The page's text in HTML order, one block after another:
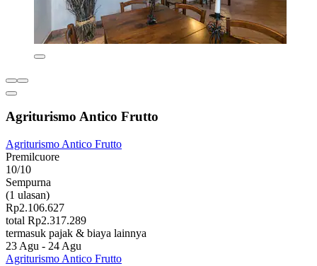
Agriturismo Antico Frutto
Agriturismo Antico Frutto
Premilcuore
10/10
Sempurna
(1 ulasan)
Rp2.106.627
total Rp2.317.289
termasuk pajak & biaya lainnya
23 Agu - 24 Agu
Agriturismo Antico Frutto